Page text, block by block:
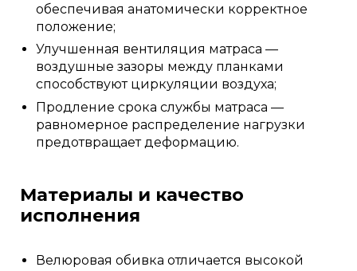
обеспечивая анатомически корректное
положение;
Улучшенная вентиляция матраса —
воздушные зазоры между планками
способствуют циркуляции воздуха;
Продление срока службы матраса —
равномерное распределение нагрузки
предотвращает деформацию.
Материалы и качество
исполнения
Велюровая обивка отличается высокой